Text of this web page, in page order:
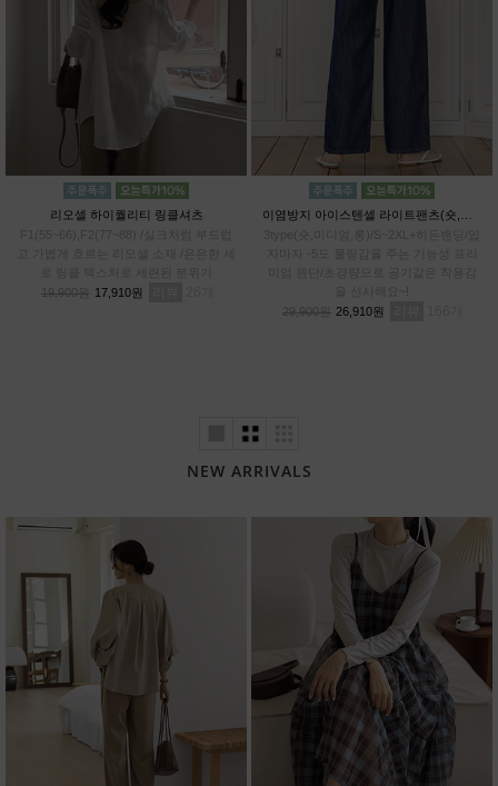
리오셀 하이퀄리티 링클셔츠
F1(55~66),F2(77~88) /실크처럼 부드럽
고 가볍게 흐르는 리오셀 소재 /은은한 세
로 링클 텍스처로 세련된 분위기
19,900원 17,910원
3type(숏,미디엄,롱)/S~2XL+히든밴딩/입
자마자 -5도 쿨링감을 주는 기능성 프리
을 선사해요~!
29,900원 26,910원
NEW ARRIVALS